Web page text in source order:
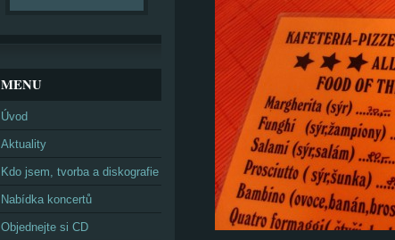
MENU
Úvod
Aktuality
Kdo jsem, tvorba a diskografie
Nabídka koncertů
Objednejte si CD